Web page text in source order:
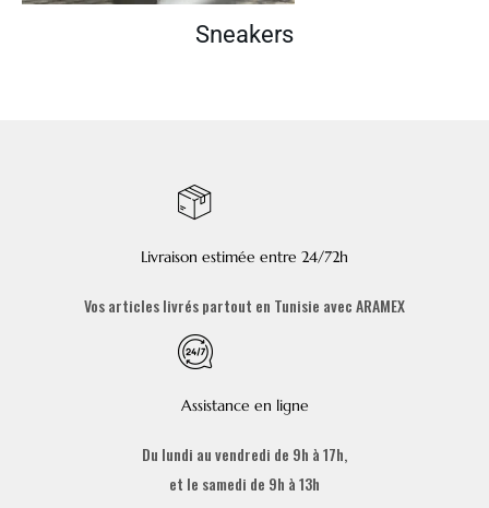
Sneakers
Livraison estimée entre 24/72h
Vos articles livrés partout en Tunisie avec ARAMEX
Assistance en ligne
Du lundi au vendredi de 9h à 17h,
et le samedi de 9h à 13h